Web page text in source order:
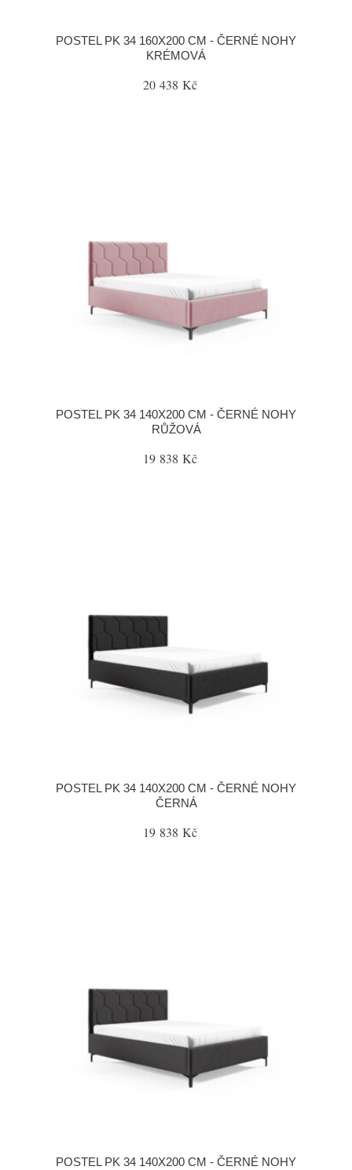
POSTEL PK 34 160X200 CM - ČERNÉ NOHY
KRÉMOVÁ
20 438 Kč
POSTEL PK 34 140X200 CM - ČERNÉ NOHY
RŮŽOVÁ
19 838 Kč
POSTEL PK 34 140X200 CM - ČERNÉ NOHY
ČERNÁ
19 838 Kč
POSTEL PK 34 140X200 CM - ČERNÉ NOHY